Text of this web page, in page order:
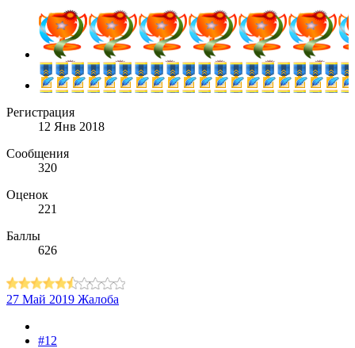
Регистрация
12 Янв 2018
Сообщения
320
Оценок
221
Баллы
626
27 Май 2019 Жалоба
#12